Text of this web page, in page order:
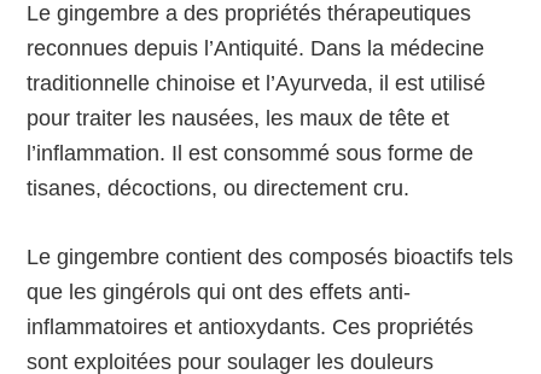
Le gingembre a des propriétés thérapeutiques
reconnues depuis l’Antiquité. Dans la médecine
traditionnelle chinoise et l’Ayurveda, il est utilisé
pour traiter les nausées, les maux de tête et
l’inflammation. Il est consommé sous forme de
tisanes, décoctions, ou directement cru.
Le gingembre contient des composés bioactifs tels
que les gingérols qui ont des effets anti-
inflammatoires et antioxydants. Ces propriétés
sont exploitées pour soulager les douleurs